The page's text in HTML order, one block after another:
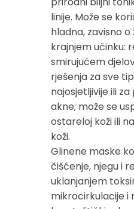
linije. Može se
hladna, zavisno
krajnjem učinku:
smirujućem
rješenja za sve
najosjetljivije ili
akne; može se
ostareloj koži ili
koži.
Glinene maske
čišćenje, njegu i
uklanjanjem
mikrocirkulacije i